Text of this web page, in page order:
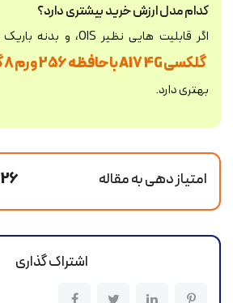
کدام مدل ارزش خرید بیشتری دارد؟
اگر قابلیت هایی نظیر OIS، و بدنه باریک برایتان ارزشمند است،
گلکسی A17 4G با حافظه 256 و رم 8 گیگابایت
بهتری دارد.
امتیاز دهی به مقاله 26 :
اشتراک گذاری